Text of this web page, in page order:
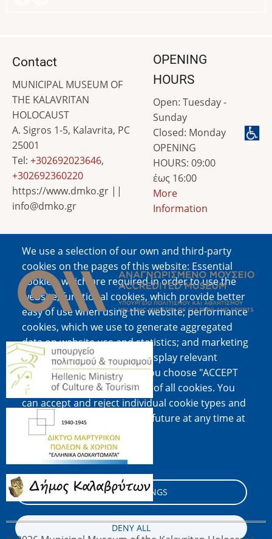
We use a selection of our own and third-party
cookies on the pages of this website: Essential
cookies, which are required in order to use the
website; functional cookies, which provide better
easy of use when using the website; performance
cookies, which we use to generate aggregated
data on website use and statistics; and marketing
cookies, which are used to display relevant
content and advertising. If you choose "ACCEPT
ALL", you consent to the use of all cookies. You
can accept and reject individual cookie types and
revoke your consent for the future at any time at
"Settings".
Cookie documentation
COOKIE SETTINGS
DENY ALL
Contact
MUNICIPAL MUSEUM OF
THE KALAVRITAN
HOLOCAUST
A. Sigros 1-5, Kalavrita, PC
25001
Tel: +302692023646,
+302692360220
https://www.dmko.gr ||
info@dmko.gr
OPENING
HOURS
Open: Tuesday -
Sunday
Closed: Monday
OPENING
HOURS: 09:00
έως 16:00
More
Information
Image
Image
Image
Image